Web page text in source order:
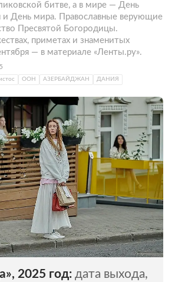
битве, а в мире — День
и День мира. Православные верующие
Пресвятой Богородицы.
приметах и знаменитых
— в материале «Ленты.ру».
ООН АЗЕРБАЙДЖАН ДАНИЯ
2025 год: дата выхода,